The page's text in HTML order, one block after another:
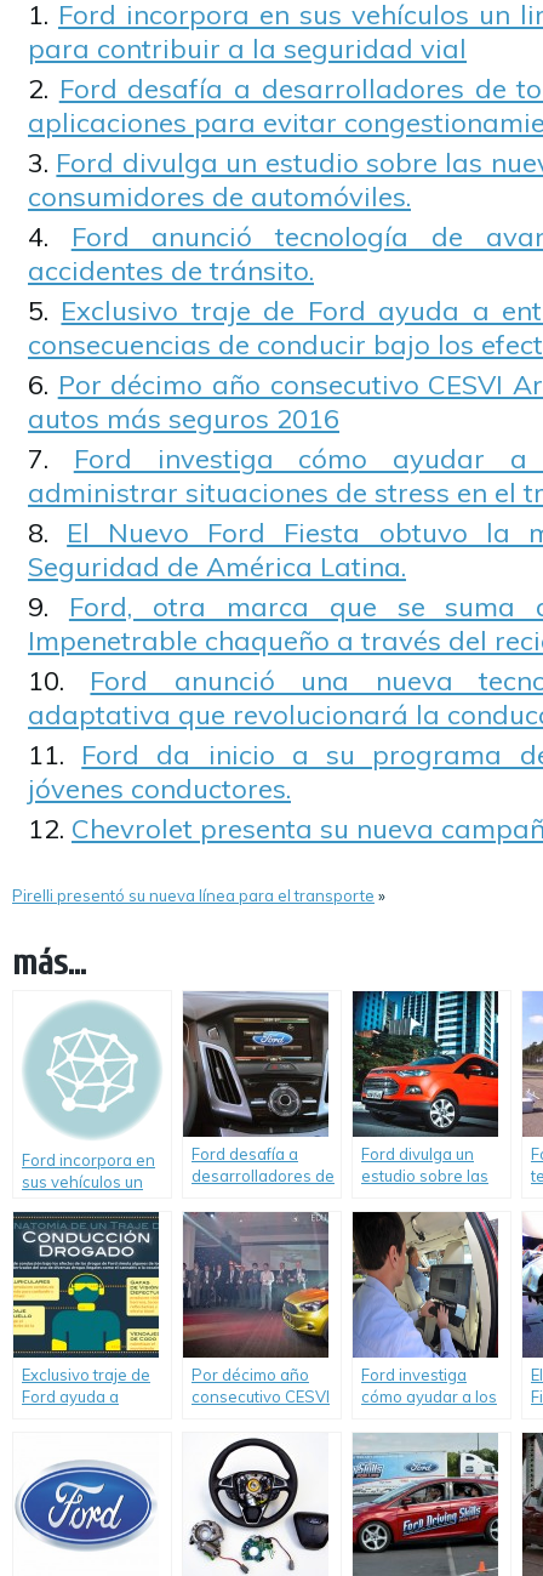
Ford incorpora en sus vehículos un
para contribuir a la seguridad vial
Ford desafía a desarrolladores de
aplicaciones para evitar
Ford divulga un estudio sobre las
consumidores de automóviles.
Ford anunció tecnología de
accidentes de tránsito.
Exclusivo traje de Ford ayuda a
consecuencias de conducir bajo los
Por décimo año consecutivo CESVI
autos más seguros 2016
Ford investiga cómo ayudar
administrar situaciones de stress en el
El Nuevo Ford Fiesta obtuvo la
Seguridad de América Latina.
Ford, otra marca que se suma
Impenetrable chaqueño a través del
Ford anunció una nueva
adaptativa que revolucionará la
Ford da inicio a su programa
jóvenes conductores.
Chevrolet presenta su nueva
Pirelli presentó su nueva línea para el transporte »
más...
Ford incorpora en
sus vehículos un
velocidad para
contribuir a la
seguridad vial
Ford desafía a
desarrolladores de
crear aplicaciones
para evitar
congestionamientos
de tránsito.
Ford divulga un
estudio sobre las
de los
consumidores de
automóviles.
Exclusivo traje de
Ford ayuda a
consecuencias de
conducir bajo los
efectos de las
drogas.
Por décimo año
consecutivo CESVI
los autos más
seguros 2016
Ford investiga
cómo ayudar a los
administrar
situaciones de
stress en el tráfico